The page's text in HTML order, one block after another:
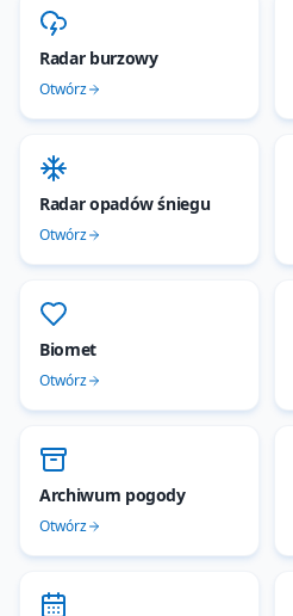
Radar burzowy
Otwórz
Radar opadów śniegu
Otwórz
Biomet
Otwórz
Archiwum pogody
Otwórz